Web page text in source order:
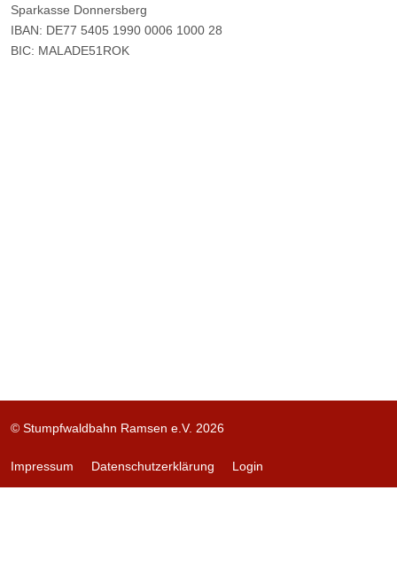
Sparkasse Donnersberg
IBAN: DE77 5405 1990 0006 1000 28
BIC: MALADE51ROK
© Stumpfwaldbahn Ramsen e.V. 2026
Impressum Datenschutzerklärung Login